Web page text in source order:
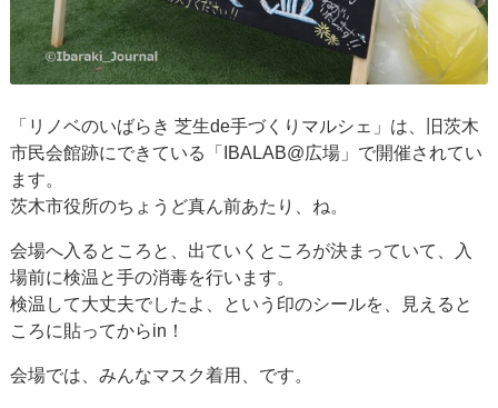
「リノベのいばらき 芝生de手づくりマルシェ」は、旧茨木
市民会館跡にできている「IBALAB@広場」で開催されてい
ます。
茨木市役所のちょうど真ん前あたり、ね。
会場へ入るところと、出ていくところが決まっていて、入
場前に検温と手の消毒を行います。
検温して大丈夫でしたよ、という印のシールを、見えると
ころに貼ってからin！
会場では、みんなマスク着用、です。